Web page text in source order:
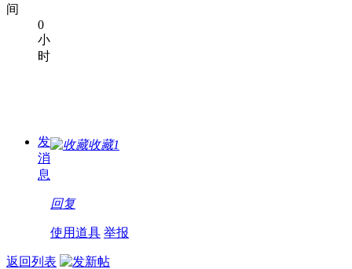
间
0
小
时
发
消
息
收藏1
回复
使用道具 举报
返回列表